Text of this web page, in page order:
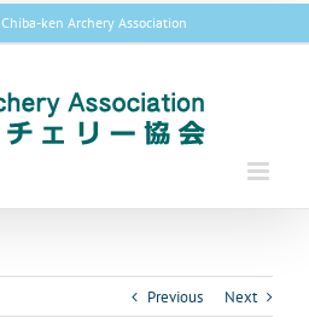
Chiba-ken Archery Association
Previous Next